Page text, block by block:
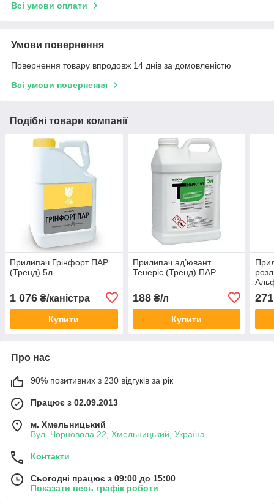
Всі умови оплати
Умови повернення
Повернення товару впродовж 14 днів за домовленістю
Всі умови повернення
Подібні товари компанії
Прилипач Грінфорт ПАР
(Тренд) 5л
1 076 ₴/каністра
Купити
Прилипач ад’ювант
Тенеріс (Тренд) ПАР
188₴/л
Купити
271
Про нас
90% позитивних з 230 відгуків за рік
Працює з 02.09.2013
м. Хмельницький
Вул. Чорновола 22, Хмельницький, Україна
Контакти
Сьогодні працює з 09:00 до 15:00
Показати весь графік роботи